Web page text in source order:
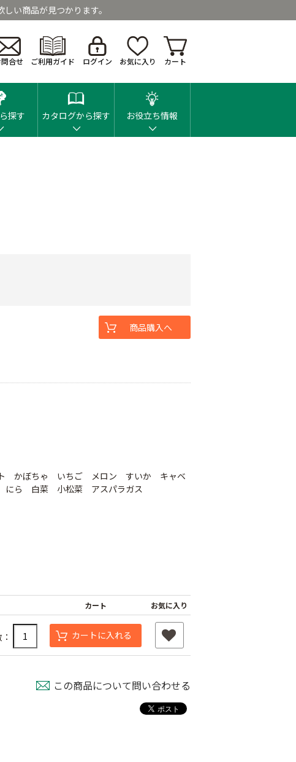
い商品が見つかります。
問合せ ご利用ガイド ログイン お気に入り カート
探す カタログから探す お役立ち情報
外ジョイント
かぼちゃ いちご メロン すいか キャベ
ら 白菜 小松菜 アスパラガス
商品購入へ
カート お気に入り
カートに入れる
この商品について問い合わせる